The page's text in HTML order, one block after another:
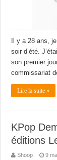
Il y a 28 ans,
soir d’été.
son premier
commissariat
Lire la suite »
KPop
éditions
Shoop 9